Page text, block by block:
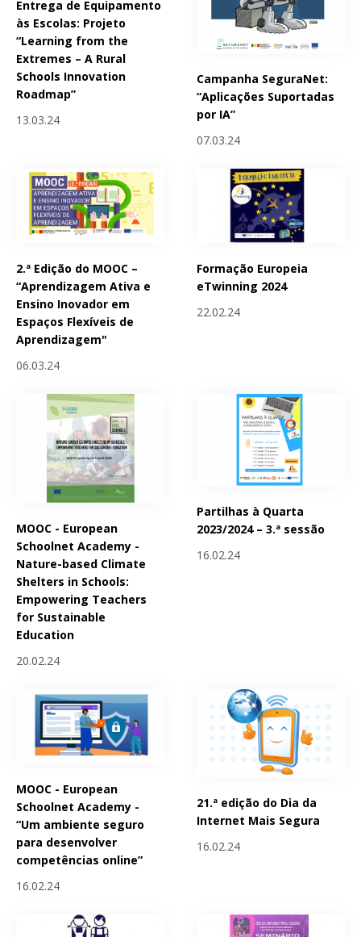
Entrega de Equipamento
às Escolas: Projeto
“Learning from the
Extremes – A Rural
Schools Innovation
Roadmap”
13.03.24
Campanha SeguraNet:
“Aplicações Suportadas
por IA”
07.03.24
2.ª Edição do MOOC –
“Aprendizagem Ativa e
Ensino Inovador em
Espaços Flexíveis de
Aprendizagem"
06.03.24
Formação Europeia
eTwinning 2024
22.02.24
MOOC - European
Schoolnet Academy -
Nature-based Climate
Shelters in Schools:
Empowering Teachers
for Sustainable
Education
20.02.24
Partilhas à Quarta
2023/2024 – 3.ª sessão
16.02.24
MOOC - European
Schoolnet Academy -
“Um ambiente seguro
para desenvolver
competências online”
16.02.24
21.ª edição do Dia da
Internet Mais Segura
16.02.24